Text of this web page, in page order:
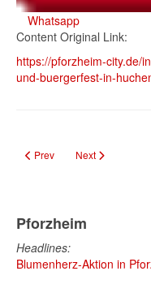
Whatsapp
Content Original Link:
https://pforzheim-city.de/
und-buergerfest-in-
Previous article: PF:
Prev Next article:
Next
Pforzheim
Headlines:
Blumenherz-Aktion in